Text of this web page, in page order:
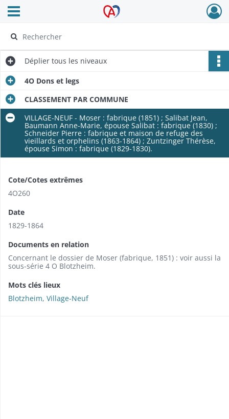
Archives Alsace - Colmar
Ouvrir le menu déroulant
Déplier tous les niveaux
4O Dons et legs
CLASSEMENT PAR COMMUNE
VILLAGE-NEUF - Moser : fabrique (1851) ; Salibat Jean,
Baumann Anne-Marie, épouse Salibat : fabrique (1830) ;
Schneider Pierre : fabrique et maison de refuge des
vieillards et orphelins (1863-1864) ; Zuntzinger Thérèse,
épouse Simon : fabrique (1829-1830).
Cote/Cotes extrêmes
4O260
Date
1829-1864
Documents en relation
Concernant le dossier de Moser (fabrique, 1851) : voir aussi la
sous-série 4 O Blotzheim.
Mots clés lieux
Blotzheim, Village-Neuf